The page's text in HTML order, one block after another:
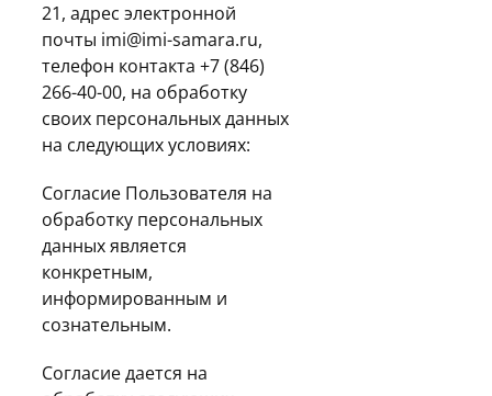
21, адрес электронной
почты imi@imi-samara.ru,
телефон контакта +7 (846)
266-40-00, на обработку
своих персональных данных
на следующих условиях:
Согласие Пользователя на
обработку персональных
данных является
конкретным,
информированным и
сознательным.
Согласие дается на